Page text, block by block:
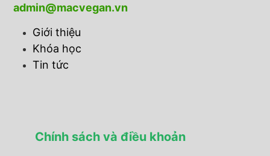
admin@macvegan.vn
Giới thiệu
Khóa học
Tin tức
Chính sách và điều khoản